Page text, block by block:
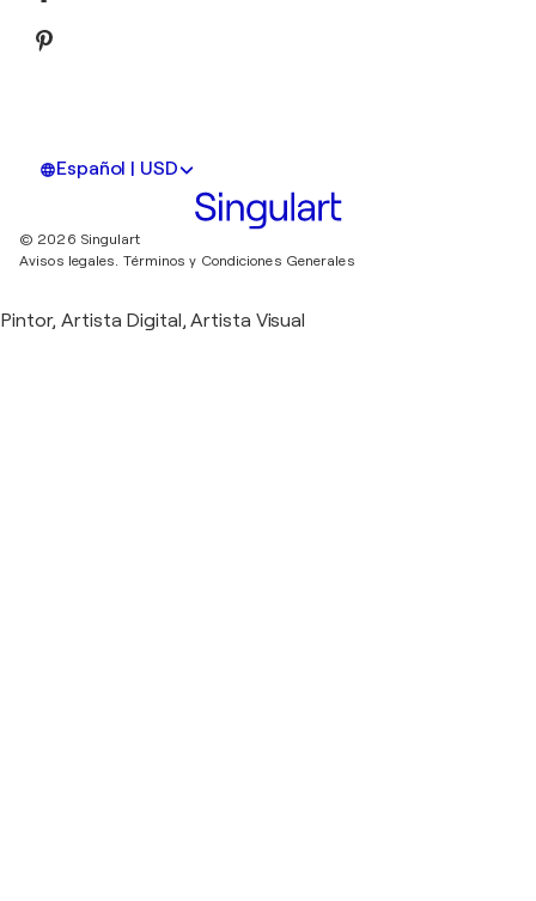
Español | USD
© 2026 Singulart
Avisos legales. Términos y Condiciones Generales
Pintor, Artista Digital, Artista Visual